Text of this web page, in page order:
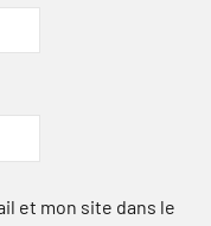
et mon site dans le